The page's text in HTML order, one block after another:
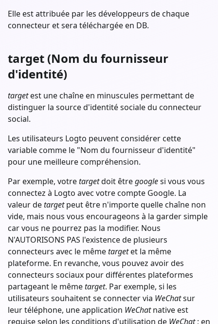
Elle est attribuée par les développeurs de chaque
connecteur et sera téléchargée en DB.
target (Nom du fournisseur
d'identité)
targetest une chaîne en minuscules permettant de
distinguer la source d'identité sociale du connecteur
social.
Les utilisateurs Logto peuvent considérer cette
variable comme le "Nom du fournisseur d'identité"
pour une meilleure compréhension.
Par exemple, votretargetdoit êtregooglesi vous vous
connectez à Logto avec votre compte Google. La
valeur detargetpeut être n'importe quelle chaîne non
vide, mais nous vous encourageons à la garder simple
car vous ne pourrez pas la modifier. Nous
N'AUTORISONS PAS l'existence de plusieurs
connecteurs avec le mêmetargetet la même
plateforme. En revanche, vous pouvez avoir des
connecteurs sociaux pour différentes plateformes
partageant le mêmetarget. Par exemple, si les
utilisateurs souhaitent se connecter via WeChatsur
leur téléphone, une application WeChatnative est
requise selon les conditions d'utilisation de WeChat; en